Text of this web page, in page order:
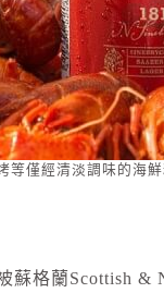
等僅經清淡調味的海鮮
蘇格蘭Scottish &